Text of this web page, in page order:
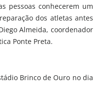
pessoas conhecerem um
dos atletas antes
Almeida, coordenador
Ponte Preta.
Brinco de Ouro no dia